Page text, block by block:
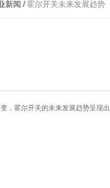
新闻 /霍尔开关未来发展趋势
，霍尔开关的未来发展趋势呈现出